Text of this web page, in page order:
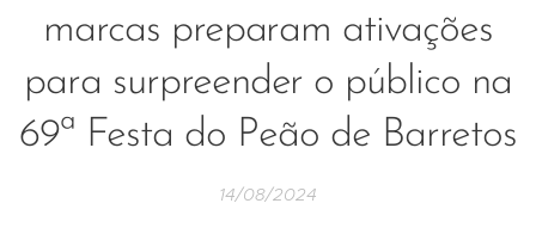
marcas preparam ativações
para surpreender o público na
69ª Festa do Peão de Barretos
14/08/2024